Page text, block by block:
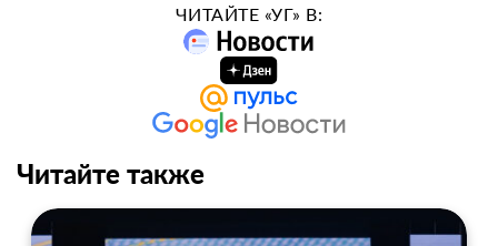
ЧИТАЙТЕ «УГ» В:
Читайте также